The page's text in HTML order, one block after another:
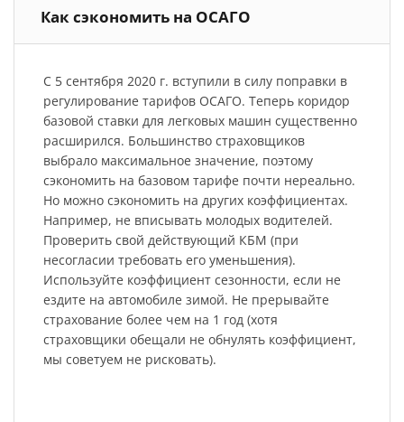
Как сэкономить на ОСАГО
С 5 сентября 2020 г. вступили в силу поправки в
регулирование тарифов ОСАГО. Теперь коридор
базовой ставки для легковых машин существенно
расширился. Большинство страховщиков
выбрало максимальное значение, поэтому
сэкономить на базовом тарифе почти нереально.
Но можно сэкономить на других коэффициентах.
Например, не вписывать молодых водителей.
Проверить свой действующий КБМ (при
несогласии требовать его уменьшения).
Используйте коэффициент сезонности, если не
ездите на автомобиле зимой. Не прерывайте
страхование более чем на 1 год (хотя
страховщики обещали не обнулять коэффициент,
мы советуем не рисковать).